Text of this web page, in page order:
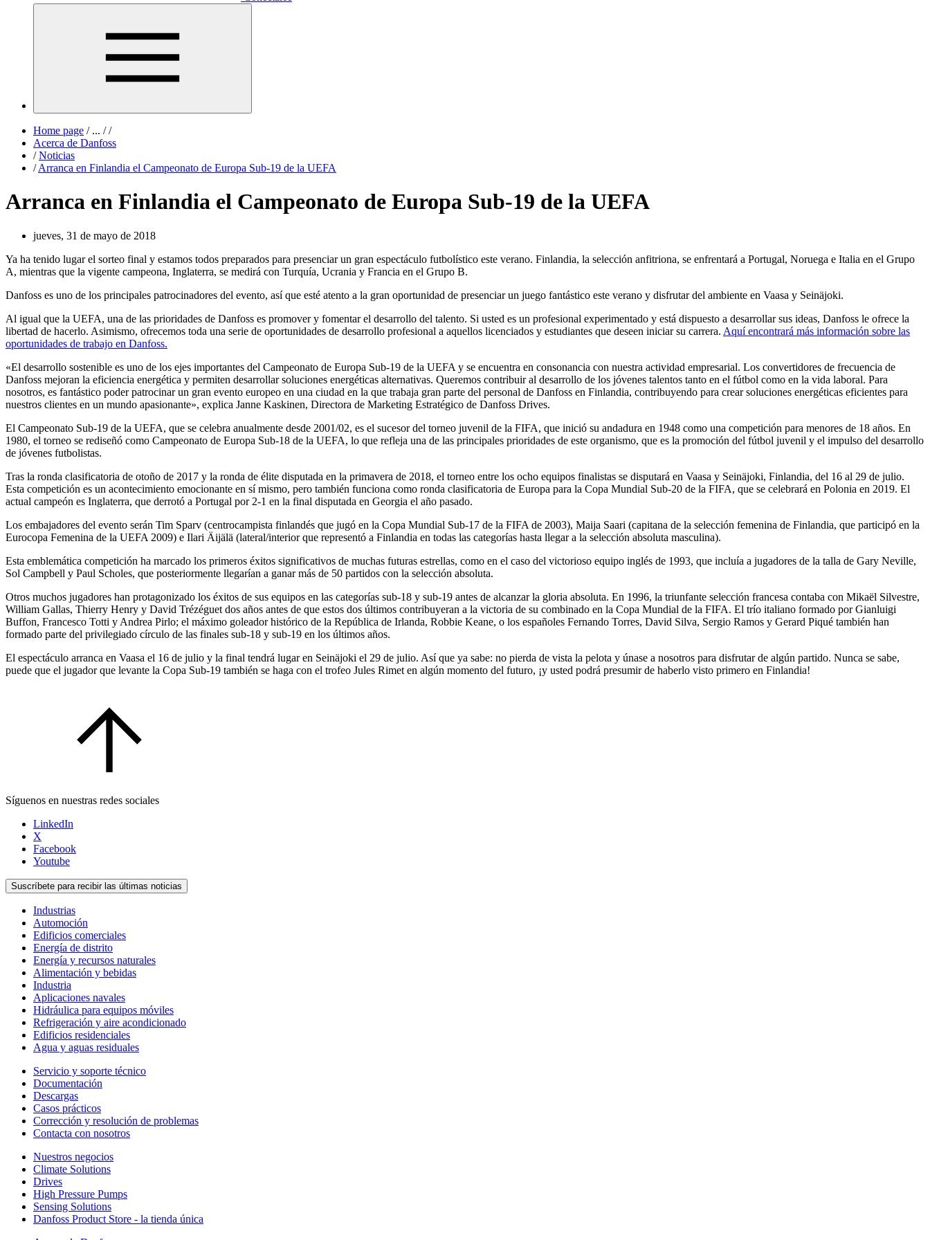
Home page /... / /
Acerca de Danfoss
/ Noticias
/ Arranca en Finlandia el Campeonato de Europa Sub-19 de la UEFA
Arranca en Finlandia el Campeonato de Europa Sub-19 de la UEFA
jueves, 31 de mayo de 2018
Ya ha tenido lugar el sorteo final y estamos todos preparados para presenciar un gran espectáculo futbolístico este verano. Finlandia, la selección anfitriona, se enfrentará a Portugal, Noruega e Italia en el Grupo
A, mientras que la vigente campeona, Inglaterra, se medirá con Turquía, Ucrania y Francia en el Grupo B.
Danfoss es uno de los principales patrocinadores del evento, así que esté atento a la gran oportunidad de presenciar un juego fantástico este verano y disfrutar del ambiente en Vaasa y Seinäjoki.
Al igual que la UEFA, una de las prioridades de Danfoss es promover y fomentar el desarrollo del talento. Si usted es un profesional experimentado y está dispuesto a desarrollar sus ideas, Danfoss le ofrece la
libertad de hacerlo. Asimismo, ofrecemos toda una serie de oportunidades de desarrollo profesional a aquellos licenciados y estudiantes que deseen iniciar su carrera. Aquí encontrará más información sobre las
oportunidades de trabajo en Danfoss.
«El desarrollo sostenible es uno de los ejes importantes del Campeonato de Europa Sub-19 de la UEFA y se encuentra en consonancia con nuestra actividad empresarial. Los convertidores de frecuencia de
Danfoss mejoran la eficiencia energética y permiten desarrollar soluciones energéticas alternativas. Queremos contribuir al desarrollo de los jóvenes talentos tanto en el fútbol como en la vida laboral. Para
nosotros, es fantástico poder patrocinar un gran evento europeo en una ciudad en la que trabaja gran parte del personal de Danfoss en Finlandia, contribuyendo para crear soluciones energéticas eficientes para
nuestros clientes en un mundo apasionante», explica Janne Kaskinen, Directora de Marketing Estratégico de Danfoss Drives.
El Campeonato Sub-19 de la UEFA, que se celebra anualmente desde 2001/02, es el sucesor del torneo juvenil de la FIFA, que inició su andadura en 1948 como una competición para menores de 18 años. En
1980, el torneo se rediseñó como Campeonato de Europa Sub-18 de la UEFA, lo que refleja una de las principales prioridades de este organismo, que es la promoción del fútbol juvenil y el impulso del desarrollo
de jóvenes futbolistas.
Tras la ronda clasificatoria de otoño de 2017 y la ronda de élite disputada en la primavera de 2018, el torneo entre los ocho equipos finalistas se disputará en Vaasa y Seinäjoki, Finlandia, del 16 al 29 de julio.
Esta competición es un acontecimiento emocionante en sí mismo, pero también funciona como ronda clasificatoria de Europa para la Copa Mundial Sub-20 de la FIFA, que se celebrará en Polonia en 2019. El
actual campeón es Inglaterra, que derrotó a Portugal por 2-1 en la final disputada en Georgia el año pasado.
Los embajadores del evento serán Tim Sparv (centrocampista finlandés que jugó en la Copa Mundial Sub-17 de la FIFA de 2003), Maija Saari (capitana de la selección femenina de Finlandia, que participó en la
Eurocopa Femenina de la UEFA 2009) e Ilari Äijälä (lateral/interior que representó a Finlandia en todas las categorías hasta llegar a la selección absoluta masculina).
Esta emblemática competición ha marcado los primeros éxitos significativos de muchas futuras estrellas, como en el caso del victorioso equipo inglés de 1993, que incluía a jugadores de la talla de Gary Neville,
Sol Campbell y Paul Scholes, que posteriormente llegarían a ganar más de 50 partidos con la selección absoluta.
Otros muchos jugadores han protagonizado los éxitos de sus equipos en las categorías sub-18 y sub-19 antes de alcanzar la gloria absoluta. En 1996, la triunfante selección francesa contaba con Mikaël Silvestre,
William Gallas, Thierry Henry y David Trézéguet dos años antes de que estos dos últimos contribuyeran a la victoria de su combinado en la Copa Mundial de la FIFA. El trío italiano formado por Gianluigi
Buffon, Francesco Totti y Andrea Pirlo; el máximo goleador histórico de la República de Irlanda, Robbie Keane, o los españoles Fernando Torres, David Silva, Sergio Ramos y Gerard Piqué también han
formado parte del privilegiado círculo de las finales sub-18 y sub-19 en los últimos años.
El espectáculo arranca en Vaasa el 16 de julio y la final tendrá lugar en Seinäjoki el 29 de julio. Así que ya sabe: no pierda de vista la pelota y únase a nosotros para disfrutar de algún partido. Nunca se sabe,
puede que el jugador que levante la Copa Sub-19 también se haga con el trofeo Jules Rimet en algún momento del futuro, ¡y usted podrá presumir de haberlo visto primero en Finlandia!
Síguenos en nuestras redes sociales
LinkedIn
X
Facebook
Youtube
Suscríbete para recibir las últimas noticias
Industrias
Automoción
Edificios comerciales
Energía de distrito
Energía y recursos naturales
Alimentación y bebidas
Industria
Aplicaciones navales
Hidráulica para equipos móviles
Refrigeración y aire acondicionado
Edificios residenciales
Agua y aguas residuales
Servicio y soporte técnico
Documentación
Descargas
Casos prácticos
Corrección y resolución de problemas
Contacta con nosotros
Nuestros negocios
Climate Solutions
Drives
High Pressure Pumps
Sensing Solutions
Danfoss Product Store - la tienda única